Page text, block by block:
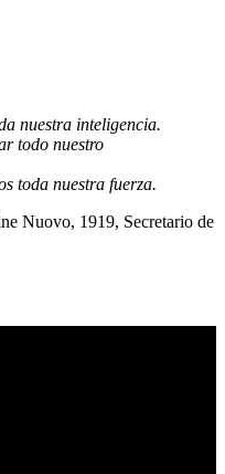
nuestra inteligencia.
todo nuestro
toda nuestra fuerza.
Nuovo, 1919, Secretario de